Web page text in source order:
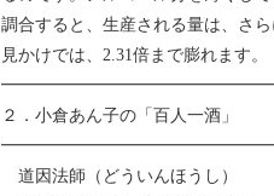
調合すると、生産される量は、さら
見かけでは、2.31倍まで膨れます。
２．小倉あん子の「百人一酒」
道因法師（どういんほうし）